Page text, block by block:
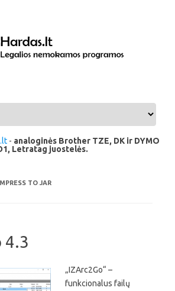
- analoginės Brother TZE, DK ir DYMO
Letratag juostelės.
TO JAR
4.3
„IZArc2Go“ –
funkcionalus failų